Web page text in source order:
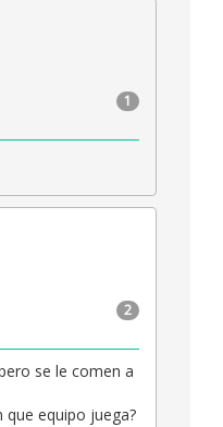
1
2
se le comen a
equipo juega?